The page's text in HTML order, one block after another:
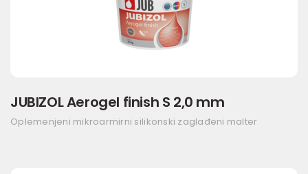
JUBIZOL Aerogel finish S 2,0 mm
Oplemenjeni mikroarmirni silikonski zaglađeni malter